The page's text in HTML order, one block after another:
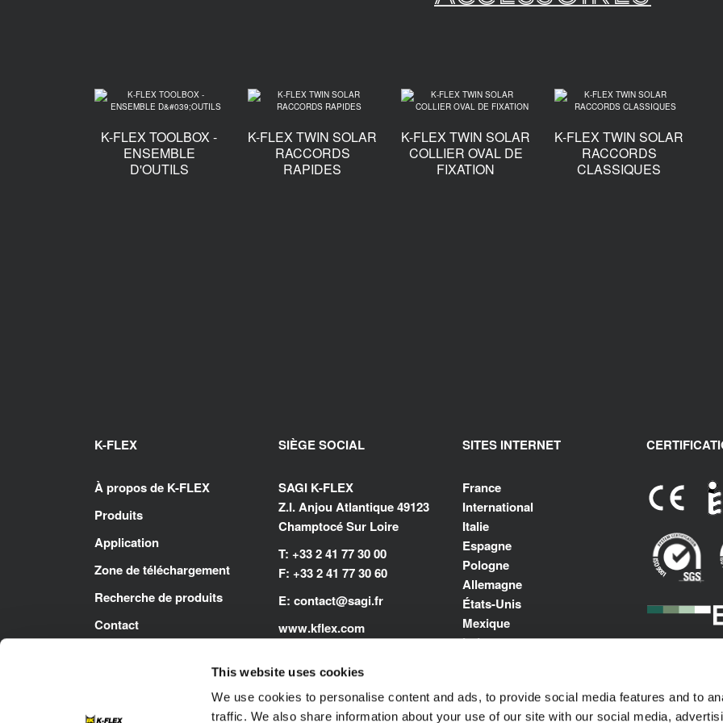
This website uses cookies
We use cookies to personalise content and ads, to provide social media features and to
traffic. We also share information about your use of our site with our social media,
K-FLEX TOOLBOX -
ENSEMBLE
D'OUTILS
K-FLEX TWIN SOLAR
RACCORDS
RAPIDES
K-FLEX TWIN SOLAR
COLLIER OVAL DE
FIXATION
K-FLEX TWIN SOLAR
RACCORDS
CLASSIQUES
K-FLEX
À propos de K-FLEX
Produits
Application
Zone de téléchargement
Recherche de produits
Contact
SIÈGE SOCIAL
SAGI K-FLEX
Z.I. Anjou Atlantique 49123
Champtocé Sur Loire
T: +33 2 41 77 30 00
F: +33 2 41 77 30 60
E: contact@sagi.fr
www.kflex.com
SITES INTERNET
France
International
Italie
Espagne
Pologne
Allemagne
États-Unis
Mexique
Inde